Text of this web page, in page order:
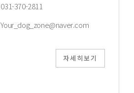
031-370-2811
Your_dog_zone@naver.com
자세히보기